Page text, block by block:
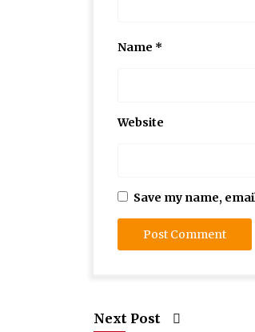
Name *
Website
Save my name,
Next Post